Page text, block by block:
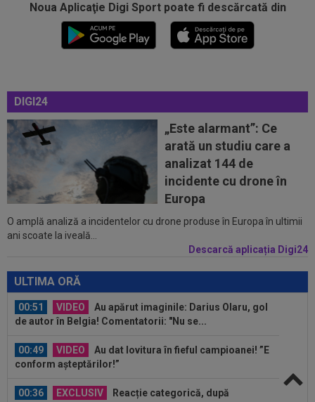
Noua Aplicaţie Digi Sport poate fi descărcată din
DIGI24
„Este alarmant”: Ce
arată un studiu care a
analizat 144 de
incidente cu drone în
Europa
O amplă analiză a incidentelor cu drone produse în Europa în ultimii
ani scoate la iveală...
Descarcă aplicația Digi24
ULTIMA ORĂ
00:49 VIDEO
Au dat lovitura în fieful campioanei! ”E
conform așteptărilor!”
EXCLUSIV
Reacție categorică, după
00:18
Daniel Bîrligea, la ”reducere”! Preț de trei ori
mai mic pentru transferul...
00:10
Reacția lui Adrian Rus, după Universitatea
Craiova - FC Argeș 0-1: "Mândru de...
00:03 EXCLUSIV
Jucătorul "cu mobilitate de
șifonier" l-a uimit și pe Radu Naum, la Craiova...
00:56 VIDEO
Bogdan Andone, pus pe glume după
Craiova - FC Argeș 0-1! Ce i-a spus lui Gigi...
ce Universitatea Craiova a...
00:51 VIDEO
Au apărut imaginile: Darius Olaru, gol
de autor în Belgia! Comentatorii: "Nu se...
00:49 VIDEO
Au dat lovitura în fieful campioanei! ”E
conform așteptărilor!”
00:36 EXCLUSIV
Reacție categorică, după